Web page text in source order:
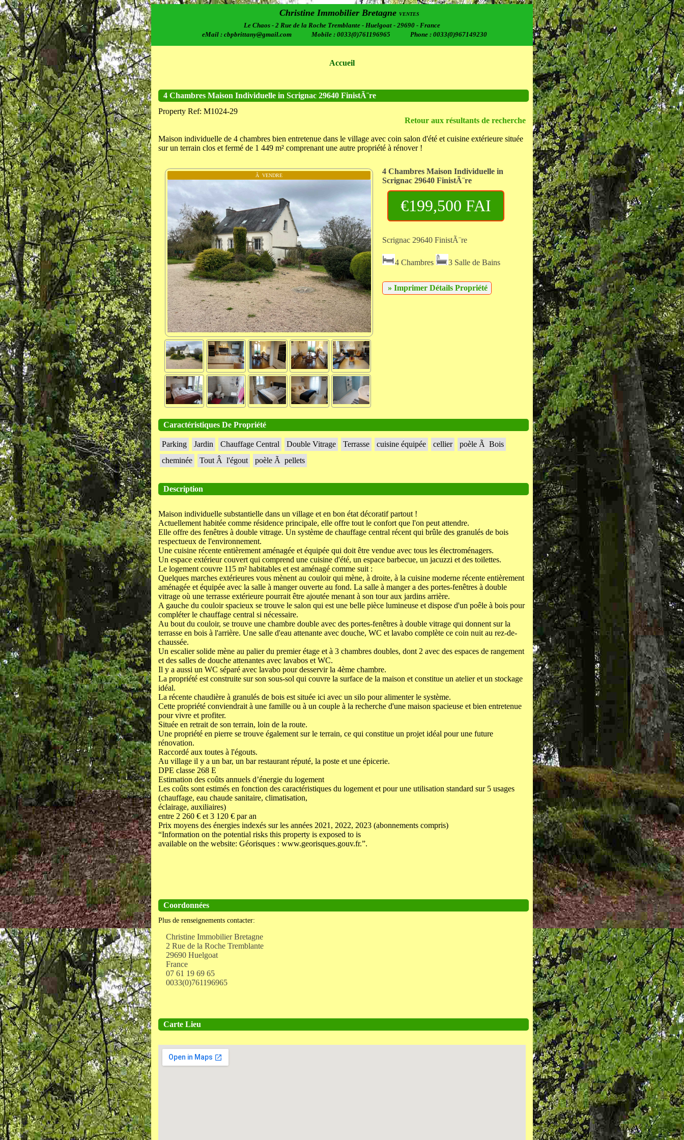
Christine Immobilier Bretagne VENTES
Le Chaos - 2 Rue de la Roche Tremblante - Huelgoat - 29690 - France
eMail : cbpbrittany@gmail.com Mobile : 0033(0)761196965 Phone : 0033(0)967149230
Accueil
4 Chambres Maison Individuelle in Scrignac 29640 FinistÃ¨re
Property Ref: M1024-29
Retour aux résultants de recherche
Maison individuelle de 4 chambres bien entretenue dans le village avec coin salon d'été et cuisine extérieure située
sur un terrain clos et fermé de 1 449 m² comprenant une autre propriété à rénover !
Ã VENDRE
4 Chambres Maison Individuelle in
Scrignac 29640 FinistÃ¨re
€199,500 FAI
Scrignac 29640 FinistÃ¨re
4 Chambres 3 Salle de Bains
» Imprimer Détails Propriété
Caractéristiques De Propriété
Parking Jardin Chauffage Central Double Vitrage Terrasse cuisine équipée cellier
poèle Ã Bois
cheminée
Tout Â l'égout poèle Ã pellets
Description
Maison individuelle substantielle dans un village et en bon état décoratif partout !
Actuellement habitée comme résidence principale, elle offre tout le confort que l'on peut attendre.
Elle offre des fenêtres à double vitrage. Un système de chauffage central récent qui brûle des granulés de bois
respectueux de l'environnement.
Une cuisine récente entièrement aménagée et équipée qui doit être vendue avec tous les électroménagers.
Un espace extérieur couvert qui comprend une cuisine d'été, un espace barbecue, un jacuzzi et des toilettes.
Le logement couvre 115 m² habitables et est aménagé comme suit :
Quelques marches extérieures vous mènent au couloir qui mène, à droite, à la cuisine moderne récente entièrement
aménagée et équipée avec la salle à manger ouverte au fond. La salle à manger a des portes-fenêtres à double
vitrage où une terrasse extérieure pourrait être ajoutée menant à son tour aux jardins arrière.
A gauche du couloir spacieux se trouve le salon qui est une belle pièce lumineuse et dispose d'un poêle à bois pour
compléter le chauffage central si nécessaire.
Au bout du couloir, se trouve une chambre double avec des portes-fenêtres à double vitrage qui donnent sur la
terrasse en bois à l'arrière. Une salle d'eau attenante avec douche, WC et lavabo complète ce coin nuit au rez-de-
chaussée.
Un escalier solide mène au palier du premier étage et à 3 chambres doubles, dont 2 avec des espaces de rangement
et des salles de douche attenantes avec lavabos et WC.
Il y a aussi un WC séparé avec lavabo pour desservir la 4ème chambre.
La propriété est construite sur son sous-sol qui couvre la surface de la maison et constitue un atelier et un stockage
idéal.
La récente chaudière à granulés de bois est située ici avec un silo pour alimenter le système.
Cette propriété conviendrait à une famille ou à un couple à la recherche d'une maison spacieuse et bien entretenue
pour vivre et profiter.
Située en retrait de son terrain, loin de la route.
Une propriété en pierre se trouve également sur le terrain, ce qui constitue un projet idéal pour une future
rénovation.
Raccordé aux toutes à l'égouts.
Au village il y a un bar, un bar restaurant réputé, la poste et une épicerie.
DPE classe 268 E
Estimation des coûts annuels d’énergie du logement
Les coûts sont estimés en fonction des caractéristiques du logement et pour une utilisation standard sur 5 usages
(chauffage, eau chaude sanitaire, climatisation,
éclairage, auxiliaires)
entre 2 260 € et 3 120 € par an
Prix moyens des énergies indexés sur les années 2021, 2022, 2023 (abonnements compris)
“Information on the potential risks this property is exposed to is
available on the website: Géorisques : www.georisques.gouv.fr.”.
Coordonnées
Plus de renseignements contacter:
Christine Immobilier Bretagne
2 Rue de la Roche Tremblante
29690 Huelgoat
France
07 61 19 69 65
0033(0)761196965
Carte Lieu